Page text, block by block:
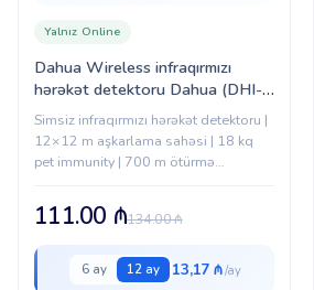
Dahua Wireless infraqırmızı
hərəkət detektoru Dahua (DHI-
ARD1231-W)
Yalnız Online
Simsiz infraqırmızı hərəkət detektoru |
12×12 m aşkarlama sahəsi | 18 kq
pet immunity | 700 m ötürmə
134.00₼
111.00 ₼
6 ay 12 ay 13,17 ₼